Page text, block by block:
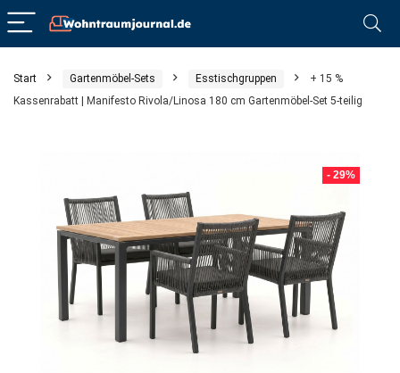
Start Gartenmöbel-Sets Esstischgruppen
+ 15 %
Kassenrabatt | Manifesto Rivola/Linosa 180 cm Gartenmöbel-Set 5-teilig
- 29%